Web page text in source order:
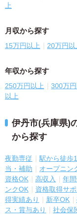
上
月収から探す
15万円以上 20万円以
年収から探す
250万円以上 300万
以上
伊丹市(兵庫県)
から探す
夜勤専従 駅から徒歩
当・補助
オープニン
資格OK
高収入 年
ンクOK
資格取得サポ
得実績あり
新卒OK
ス・賞与あり
社会保